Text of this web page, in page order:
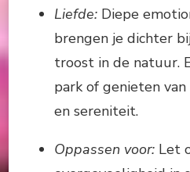
Liefde: Diepe
brengen je dichter
troost in de natuur.
park of genieten
en sereniteit.
Oppassen voor: Let